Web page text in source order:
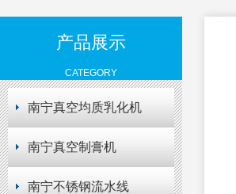
产品展示
CATEGORY
南宁真空均质乳化机
南宁真空制膏机
南宁不锈钢流水线